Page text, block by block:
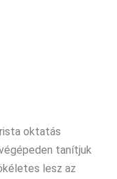
oktatás
tanítjuk
lesz az